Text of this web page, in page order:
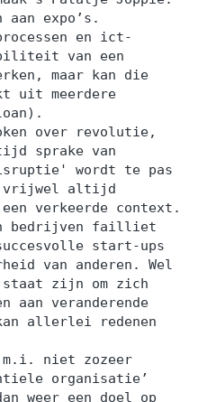
expo’s.
en ict-
van een
maar kan die
uit meerdere
over revolutie,
sprake van
wordt te pas
vrijwel altijd
verkeerde context.
bedrijven failliet
start-ups
van anderen. Wel
zijn om zich
aan veranderende
allerlei redenen
m.i. niet zozeer
organisatie’
weer een doel op